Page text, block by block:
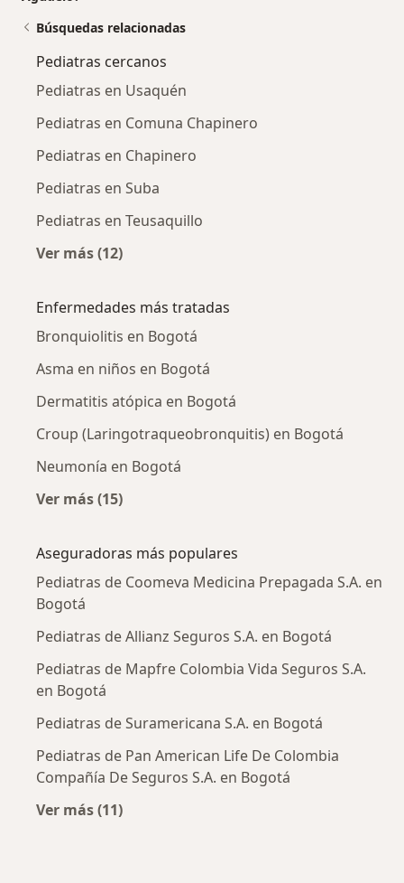
Búsquedas relacionadas
Pediatras cercanos
Pediatras en Usaquén
Pediatras en Comuna Chapinero
Pediatras en Chapinero
Pediatras en Suba
Pediatras en Teusaquillo
Ver más (12)
Enfermedades más tratadas
Bronquiolitis en Bogotá
Asma en niños en Bogotá
Dermatitis atópica en Bogotá
Croup (Laringotraqueobronquitis) en Bogotá
Neumonía en Bogotá
Ver más (15)
Aseguradoras más populares
Pediatras de Coomeva Medicina Prepagada S.A. en
Bogotá
Pediatras de Allianz Seguros S.A. en Bogotá
Pediatras de Mapfre Colombia Vida Seguros S.A.
en Bogotá
Pediatras de Suramericana S.A. en Bogotá
Pediatras de Pan American Life De Colombia
Compañía De Seguros S.A. en Bogotá
Ver más (11)